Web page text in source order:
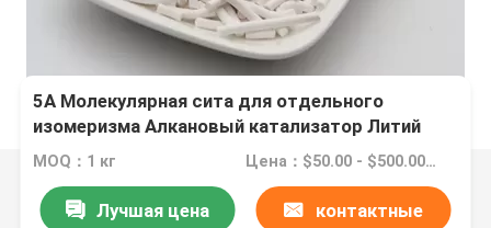
5A Молекулярная сита для отдельного
изомеризма Алкановый катализатор Литий
Молекулярная сита Кислород Mcm 22 Зеолит
MOQ：1 кг Цена：$50.00 - $500.00/ kilogram
Лучшая цена контактные